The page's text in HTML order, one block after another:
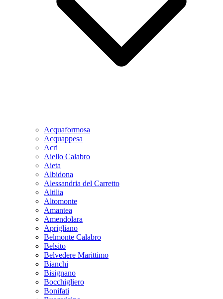
Acquaformosa
Acquappesa
Acri
Aiello Calabro
Aieta
Albidona
Alessandria del Carretto
Altilia
Altomonte
Amantea
Amendolara
Aprigliano
Belmonte Calabro
Belsito
Belvedere Marittimo
Bianchi
Bisignano
Bocchigliero
Bonifati